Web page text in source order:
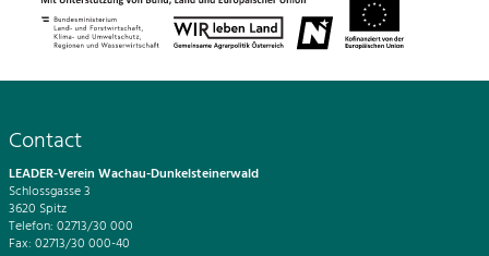
Contact
LEADER-Verein Wachau-Dunkelsteinerwald
Schlossgasse 3
3620 Spitz
Telefon: 02713/30 000
Fax: 02713/30 000-40